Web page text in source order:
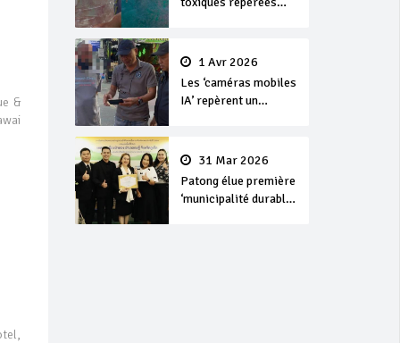
&
1 Avr 2026
Les ‘caméras mobiles
IA’ repèrent un
séjour31 Mar 2026
Patong élue première
‘municipalité durable’